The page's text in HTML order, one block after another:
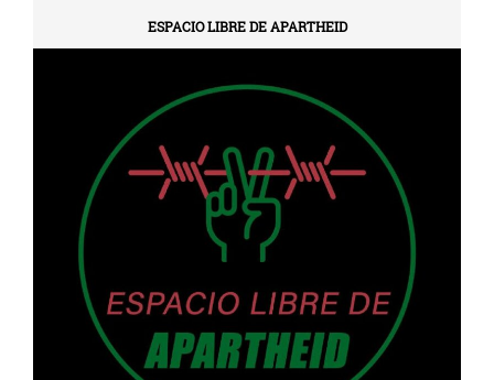
ESPACIO LIBRE DE APARTHEID